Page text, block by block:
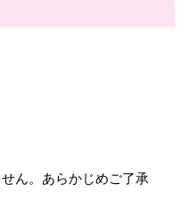
ん。あらかじめご了承